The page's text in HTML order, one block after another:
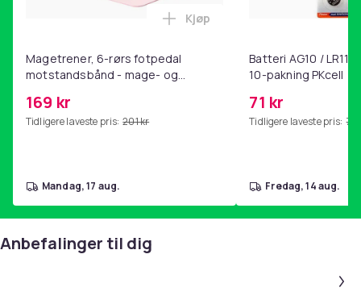
Magetrener, 6-rørs fotpedal
motstandsbånd - mage- og
hjemmegymnastikk Pink
169 kr
Tidligere laveste pris: 201 kr
Legg Magetrener, 6-rørs
Kjøp
mandag, 17 aug.
Batteri AG10 /
10-pakning PKcell
71 kr
Tidligere laveste pris: 76
fredag, 14 aug.
Anbefalinger til dig